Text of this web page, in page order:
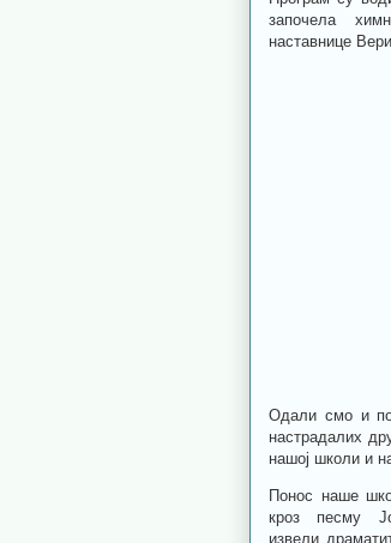
започела
наставнице
Одали смо и
настрадалих
нашој школи и
Понос наше
кроз песму
извели